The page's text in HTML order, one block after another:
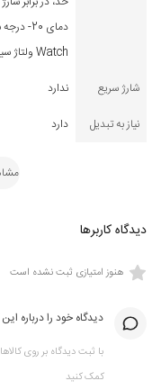
Watch ولتاژ سیم‌پیچ نوسانی: 14V
شارژ سریع
ندارد
نیاز به تبدیل
دارد
دیدگاه کاربرها
هنوز امتیازی ثبت نشده است
دیدگاه خود را درباره
با ثبت دیدگاه بر روی
کمک کنید